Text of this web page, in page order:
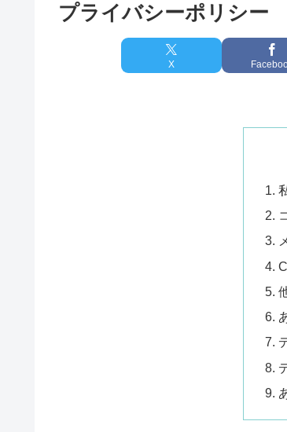
プライバシーポリシー
X